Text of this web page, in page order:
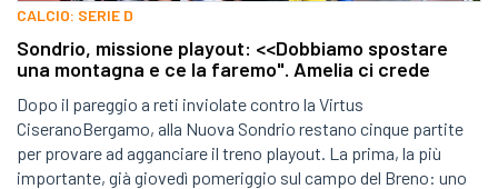
CALCIO: SERIE D
Sondrio, missione playout: <<Dobbiamo spostare
una montagna e ce la faremo". Amelia ci crede
Dopo il pareggio a reti inviolate contro la Virtus
CiseranoBergamo, alla Nuova Sondrio restano cinque partite
per provare ad agganciare il treno playout. La prima, la più
importante, già giovedì pomeriggio sul campo del Breno: uno